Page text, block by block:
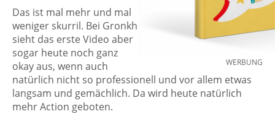
WERBUNG
Das ist mal mehr und mal
weniger skurril. Bei Gronkh
sieht das erste Video aber
sogar heute noch ganz
okay aus, wenn auch
natürlich nicht so professionell und vor allem etwas
langsam und gemächlich. Da wird heute natürlich
mehr Action geboten.